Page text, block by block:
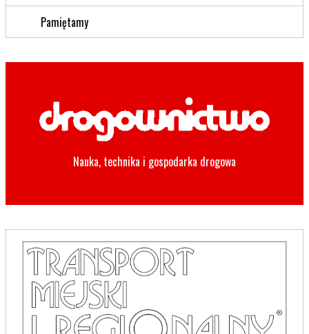
Pamiętamy
Nauka, technika i gospodarka drogowa